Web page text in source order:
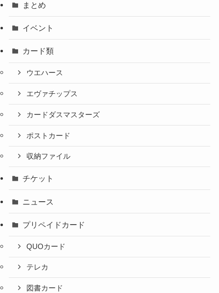
まとめ
イベント
カード類
ウエハース
エヴァチップス
カードダスマスターズ
ポストカード
収納ファイル
チケット
ニュース
プリペイドカード
QUOカード
テレカ
図書カード